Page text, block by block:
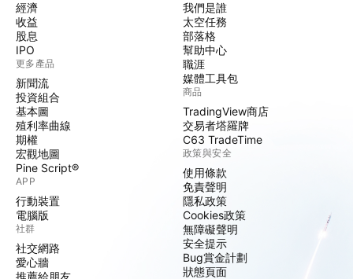
經濟
收益
股息
IPO
更多產品
新聞流
投資組合
基本圖
殖利率曲線
期權
宏觀地圖
Pine Script®
APP
行動裝置
電腦版
社群
社交網路
愛心牆
推薦給朋友
我們是誰
太空任務
部落格
幫助中心
職涯
媒體工具包
商品
TradingView商店
交易者塔羅牌
C63 TradeTime
政策與安全
使用條款
免責聲明
隱私政策
Cookies政策
無障礙聲明
安全提示
Bug賞金計劃
狀態頁面